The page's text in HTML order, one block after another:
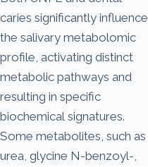
caries significantly influence
the salivary metabolomic
profile, activating distinct
metabolic pathways and
resulting in specific
biochemical signatures.
Some metabolites, such as
urea, glycine N-benzoyl-,